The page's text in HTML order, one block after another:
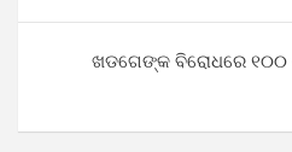
ଖଡଗେଙ୍କ ବିରୋଧରେ ୧୦୦